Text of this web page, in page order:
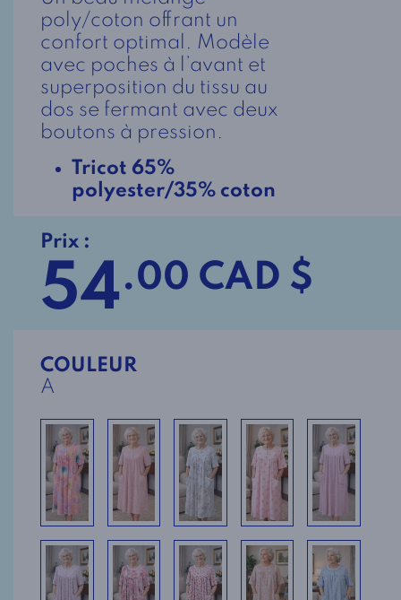
poly/coton offrant un
confort optimal. Modèle
avec poches à l’avant et
superposition du tissu au
dos se fermant avec deux
boutons à pression.
Tricot 65%
polyester/35% coton
Prix :
54.00 CAD $
COULEUR
A